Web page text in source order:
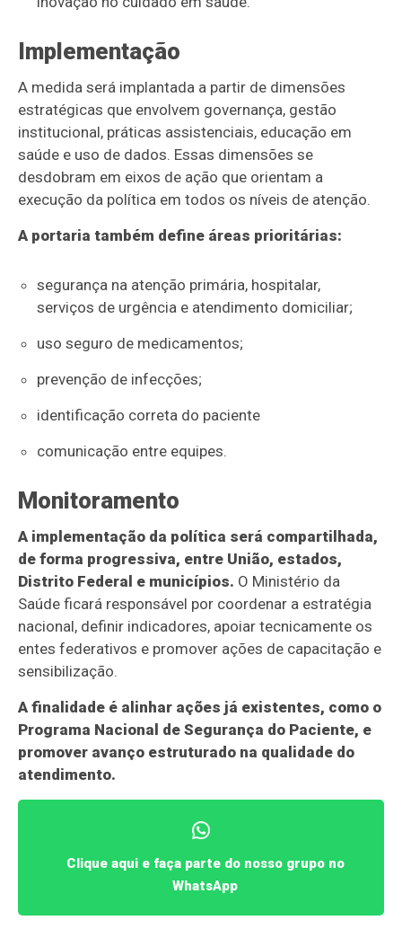
Implementação
A medida será implantada a partir de dimensões
estratégicas que envolvem governança, gestão
institucional, práticas assistenciais, educação em
saúde e uso de dados. Essas dimensões se
desdobram em eixos de ação que orientam a
execução da política em todos os níveis de atenção.
A portaria também define áreas prioritárias:
segurança na atenção primária, hospitalar,
serviços de urgência e atendimento domiciliar;
uso seguro de medicamentos;
prevenção de infecções;
identificação correta do paciente
comunicação entre equipes.
Monitoramento
A implementação da política será compartilhada,
de forma progressiva, entre União, estados,
Distrito Federal e municípios. O Ministério da
Saúde ficará responsável por coordenar a estratégia
nacional, definir indicadores, apoiar tecnicamente os
entes federativos e promover ações de capacitação e
sensibilização.
A finalidade é alinhar ações já existentes, como o
Programa Nacional de Segurança do Paciente, e
promover avanço estruturado na qualidade do
atendimento.
Clique aqui e faça parte do nosso grupo no
WhatsApp